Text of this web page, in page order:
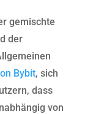
gemischte
der
Bybit, sich
dass
von